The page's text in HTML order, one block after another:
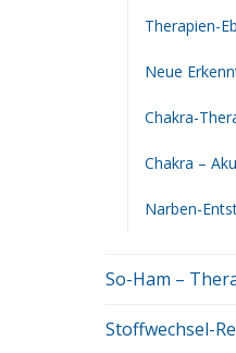
Therapien-
Neue
Chakra-
Chakra –
Narben-
So-Ham –
Stoffwechsel-